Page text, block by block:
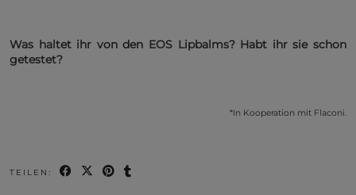
Was haltet ihr von den EOS Lipbalms? Habt ihr sie schon
getestet?
*In Kooperation mit Flaconi.
TEILEN: